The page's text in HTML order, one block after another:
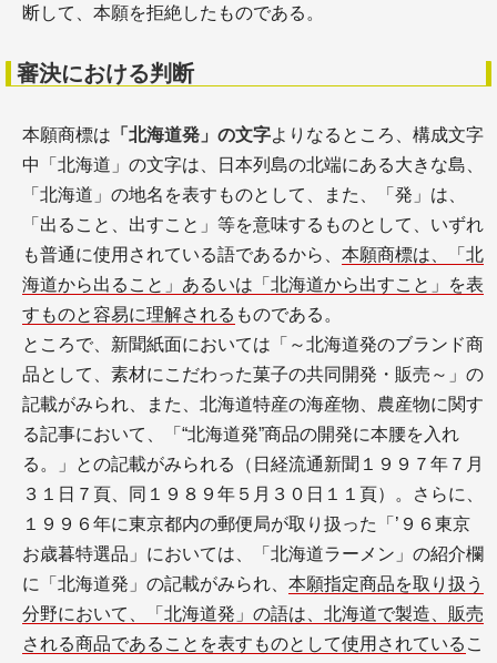
断して、本願を拒絶したものである。
審決における判断
本願商標は 「北海道発」の文字よりなるところ、構成文字
中「北海道」の文字は、日本列島の北端にある大きな島、
「北海道」の地名を表すものとして、また、「発」は、
「出ること、出すこと」等を意味するものとして、いずれ
も普通に使用されている語であるから、 本願商標は、「北
海道から出ること」あるいは「北海道から出すこと」を表
すものと容易に理解される ものである。
ところで、新聞紙面においては「～北海道発のブランド商
品として、素材にこだわった菓子の共同開発・販売～」の
記載がみられ、また、北海道特産の海産物、農産物に関す
る記事において、「“北海道発”商品の開発に本腰を入れ
る。」との記載がみられる（日経流通新聞１９９７年７月
３１日７頁、同１９８９年５月３０日１１頁）。さらに、
１９９６年に東京都内の郵便局が取り扱った「’９６東京
お歳暮特選品」においては、「北海道ラーメン」の紹介欄
に「北海道発」の記載がみられ、 本願指定商品を取り扱う
分野において、「北海道発」の語は、北海道で製造、販売
される商品であることを表すものとして使用されている こ